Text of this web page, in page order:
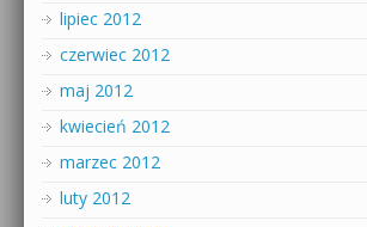
lipiec 2012
czerwiec 2012
maj 2012
kwiecień 2012
marzec 2012
luty 2012